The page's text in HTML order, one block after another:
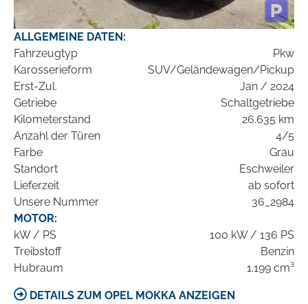
ALLGEMEINE DATEN:
Fahrzeugtyp
Pkw
Karosserieform
SUV/Geländewagen/Pickup
Erst-Zul.
Jan / 2024
Getriebe
Schaltgetriebe
Kilometerstand
26.635 km
Anzahl der Türen
4/5
Farbe
Grau
Standort
Eschweiler
Lieferzeit
ab sofort
Unsere Nummer
36_2984
MOTOR:
kW / PS
100 kW / 136 PS
Treibstoff
Benzin
Hubraum
1.199 cm³
DETAILS ZUM OPEL MOKKA ANZEIGEN